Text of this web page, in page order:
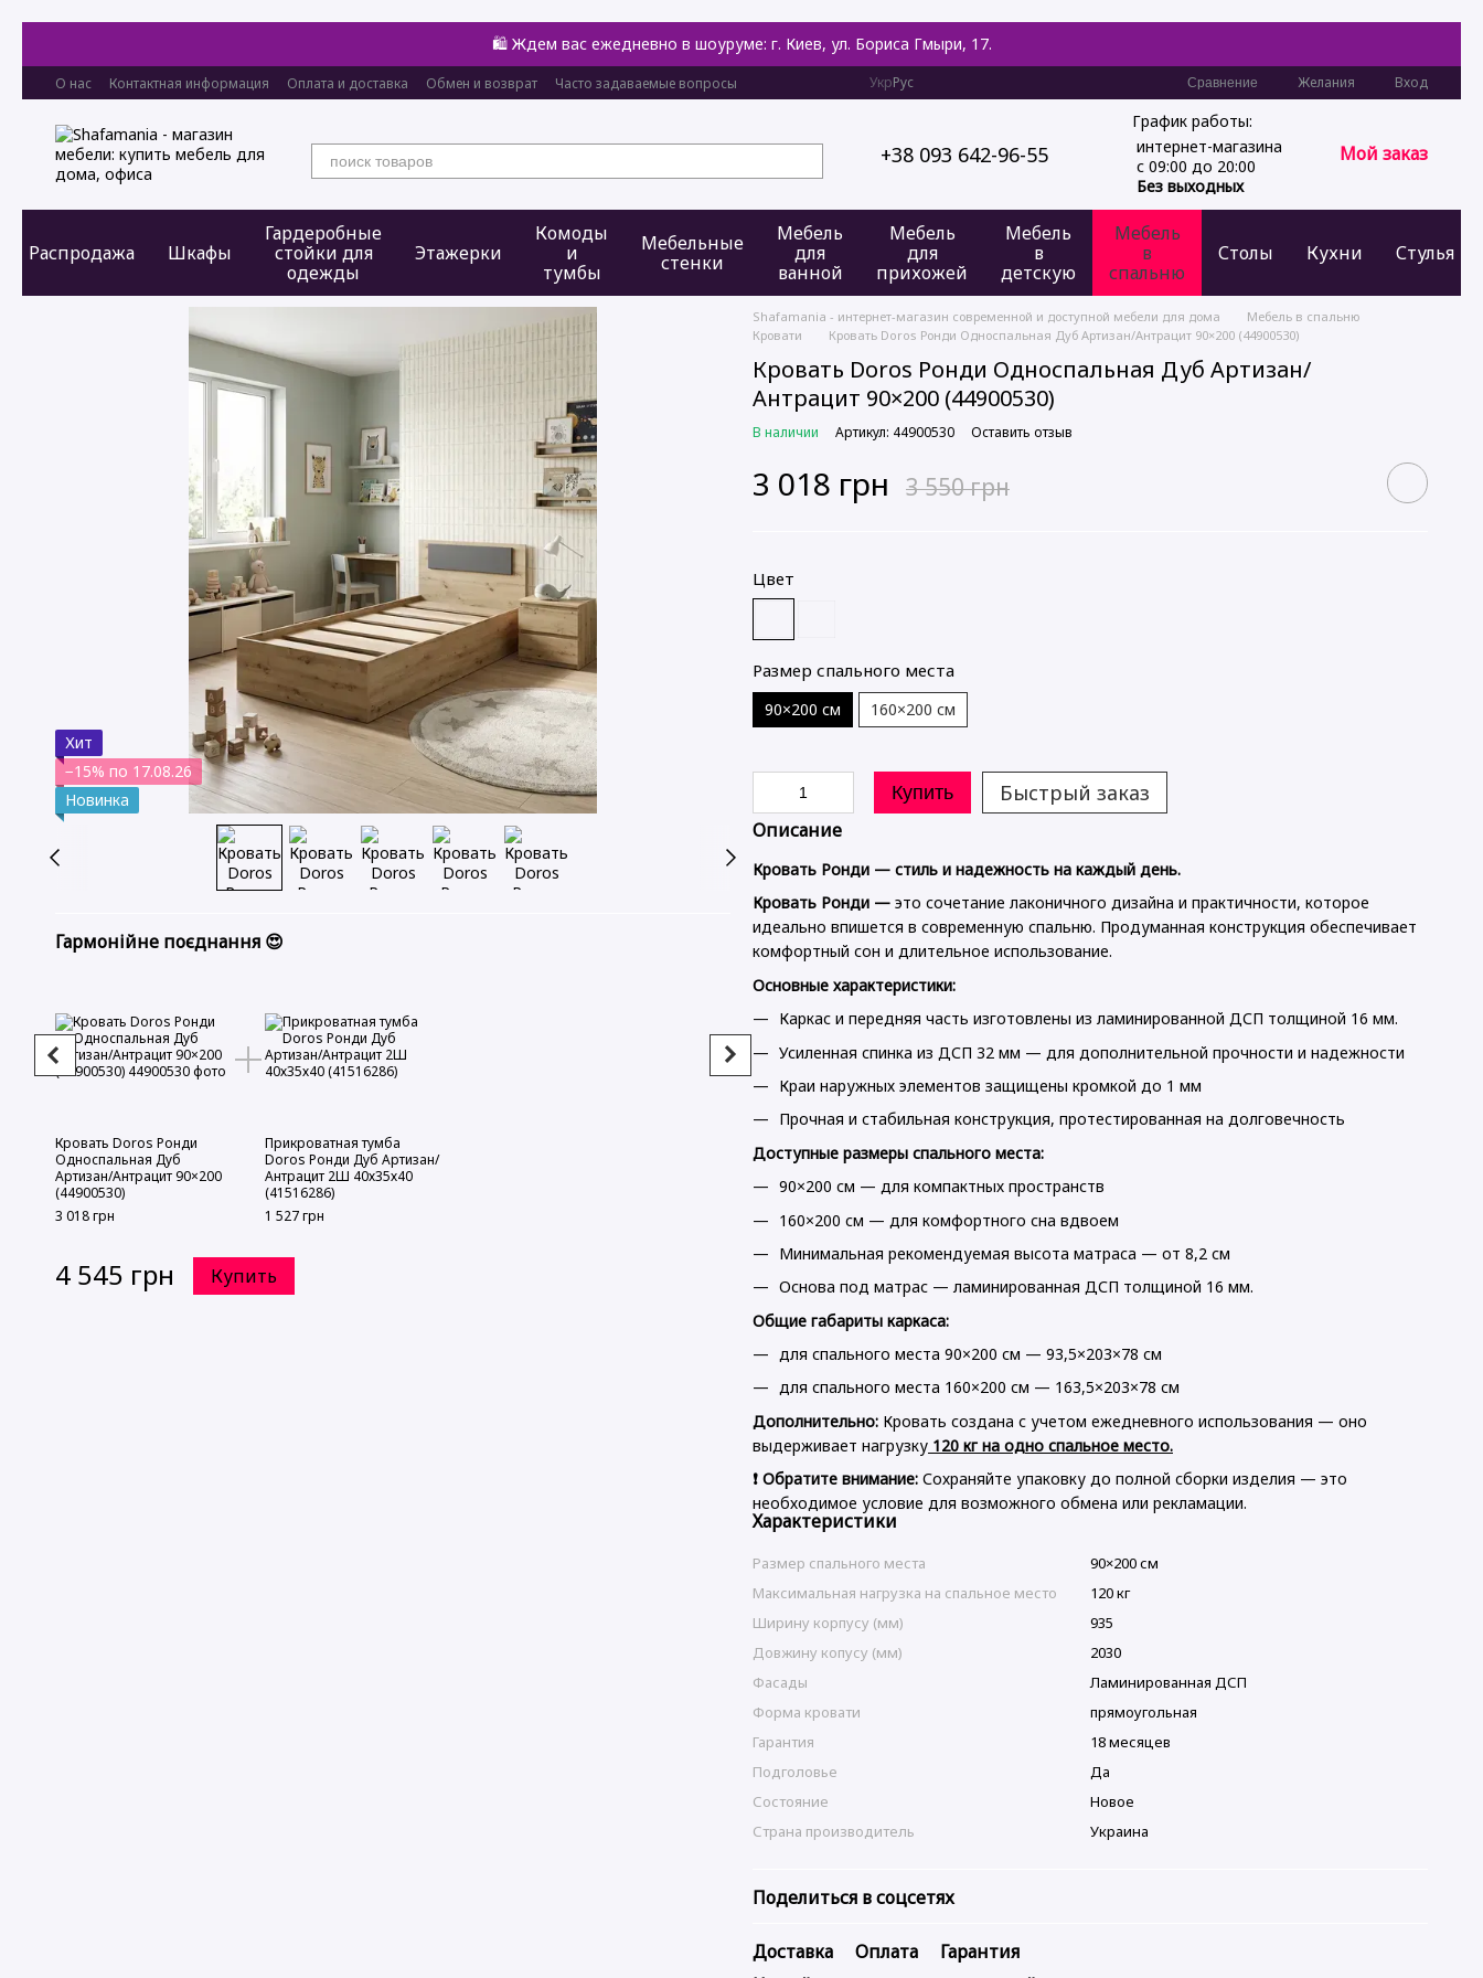
🛍️ Ждем вас ежедневно в шоуруме: г. Киев, ул. Бориса Гмыри, 17.
О нас Контактная информация Оплата и доставка Обмен и возврат Часто задаваемые вопросы УкрРус Сравнение Желания Вход
+38 093 642-96-55
График работы:
интернет-магазина
с 09:00 до 20:00
Без выходных
Мой заказ
Распродажа Шкафы
Гардеробные
стойки для
одежды
Этажерки
Комоды
и
тумбы
Мебельные
стенки
Мебель
для
ванной
Мебель
для
прихожей
Мебель
в
детскую
Мебель
в
спальню
Столы Кухни Стулья
Хит
−15% по 17.08.26
Новинка
Гармонійне поєднання 😍
Кровать Doros Ронди
Односпальная Дуб
Артизан/Антрацит 90×200
(44900530)
3 018 грн
Прикроватная тумба
Doros Ронди Дуб Артизан/
Антрацит 2Ш 40х35х40
(41516286)
1 527 грн
4 545 грн Купить
Гармонійне поєднання 😍
Кровать Doros Ронди
Односпальная Дуб
(44900530)
3 018 грн
Doros Ронди Дуб Артизан/
(41516287)
1 527 грн
4 545 грн
Shafamania - интернет-магазин современной и доступной мебели для дома
Мебель в спальню
Кровати
Кровать Doros Ронди Односпальная Дуб Артизан/Антрацит 90×200 (44900530)
Кровать Doros Ронди Односпальная Дуб Артизан/
Антрацит 90×200 (44900530)
В наличии Артикул: 44900530 Оставить отзыв
3 018 грн 3 550 грн
Цвет
Размер спального места
90×200 см 160×200 см
Купить Быстрый заказ
Описание
Кровать Ронди — стиль и надежность на каждый день.
Кровать Ронди — это сочетание лаконичного дизайна и практичности, которое
идеально впишется в современную спальню. Продуманная конструкция обеспечивает
комфортный сон и длительное использование.
Основные характеристики:
Каркас и передняя часть изготовлены из ламинированной ДСП толщиной 16 мм.
Усиленная спинка из ДСП 32 мм — для дополнительной прочности и надежности
Краи наружных элементов защищены кромкой до 1 мм
Прочная и стабильная конструкция, протестированная на долговечность
Доступные размеры спального места:
90×200 см — для компактных пространств
160×200 см — для комфортного сна вдвоем
Минимальная рекомендуемая высота матраса — от 8,2 см
Основа под матрас — ламинированная ДСП толщиной 16 мм.
Общие габариты каркаса:
для спального места 90×200 см — 93,5×203×78 см
для спального места 160×200 см — 163,5×203×78 см
Дополнительно: Кровать создана с учетом ежедневного использования — оно
выдерживает нагрузку 120 кг на одно спальное место.
❗️ Обратите внимание: Сохраняйте упаковку до полной сборки изделия — это
необходимое условие для возможного обмена или рекламации.
Характеристики
Размер спального места
90×200 см
Максимальная нагрузка на спальное место
120 кг
Ширину корпусу (мм)
935
Довжину копусу (мм)
2030
Фасады
Ламинированная ДСП
Форма кровати
прямоугольная
Гарантия
18 месяцев
Подголовье
Да
Состояние
Новое
Страна производитель
Украина
Поделиться в соцсетях
Доставка Оплата
Гарантия